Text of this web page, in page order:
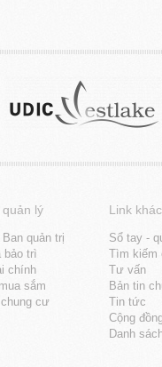
quản lý
quản trị
bảo trì
chính
sắm
cư
Link khác
Sổ tay -
Tìm kiếm
Tư vấn
Bản tin
Tin tức
Cộng
Danh